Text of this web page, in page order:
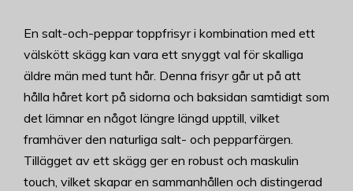
En salt-och-peppar toppfrisyr i kombination med ett
välskött skägg kan vara ett snyggt val för skalliga
äldre män med tunt hår. Denna frisyr går ut på att
hålla håret kort på sidorna och baksidan samtidigt som
det lämnar en något längre längd upptill, vilket
framhäver den naturliga salt- och pepparfärgen.
Tillägget av ett skägg ger en robust och maskulin
touch, vilket skapar en sammanhållen och distingerad